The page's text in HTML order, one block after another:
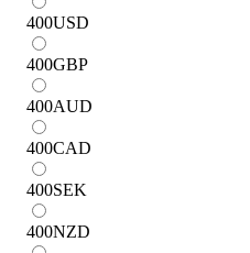
400USD
400GBP
400AUD
400CAD
400SEK
400NZD